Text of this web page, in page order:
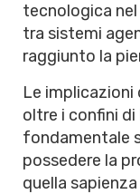
tecnologica nel
tra sistemi
raggiunto la
Le
oltre i confini di
fondamentale
possedere la
quella